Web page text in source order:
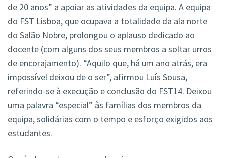
de 20 anos” a apoiar as atividades da equipa. A equipa
do FST Lisboa, que ocupava a totalidade da ala norte
do Salão Nobre, prolongou o aplauso dedicado ao
docente (com alguns dos seus membros a soltar urros
de encorajamento). “Aquilo que, há um ano atrás, era
impossível deixou de o ser”, afirmou Luís Sousa,
referindo-se à execução e conclusão do FST14. Deixou
uma palavra “especial” às famílias dos membros da
equipa, solidárias com o tempo e esforço exigidos aos
estudantes.